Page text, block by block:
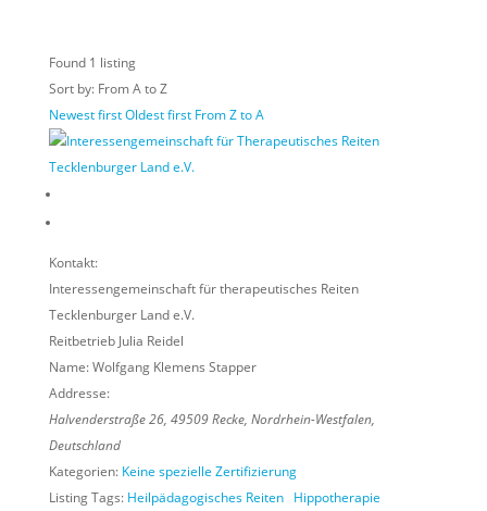
Found 1 listing
Sort by: From A to Z
Newest firstOldest first From Z to A
Kontakt:
Interessengemeinschaft für therapeutisches Reiten
Tecklenburger Land e.V.
Reitbetrieb Julia Reidel
Name:Wolfgang Klemens Stapper
Addresse:
Halvenderstraße 26, 49509Recke, Nordrhein-Westfalen,
Deutschland
Kategorien: Keine spezielle Zertifizierung
Listing Tags: Heilpädagogisches Reiten Hippotherapie